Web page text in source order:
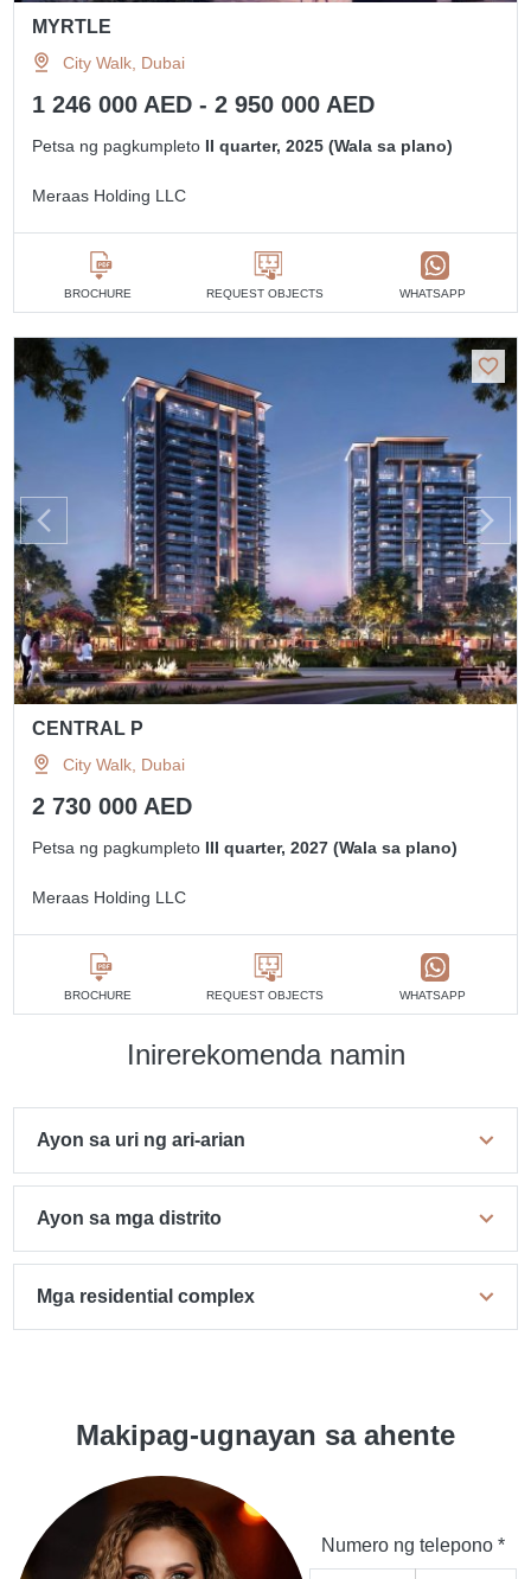
MYRTLE
City Walk, Dubai
1 246 000 AED - 2 950 000 AED
Petsa ng pagkumpleto II quarter, 2025 (Wala sa plano)
Meraas Holding LLC
BROCHURE REQUEST OBJECTS WHATSAPP
CENTRAL P
City Walk, Dubai
2 730 000 AED
Petsa ng pagkumpleto III quarter, 2027 (Wala sa plano)
Meraas Holding LLC
BROCHURE REQUEST OBJECTS WHATSAPP
Inirerekomenda namin
Ayon sa uri ng ari-arian
Ayon sa mga distrito
Mga residential complex
Makipag-ugnayan sa ahente
Numero ng telepono *